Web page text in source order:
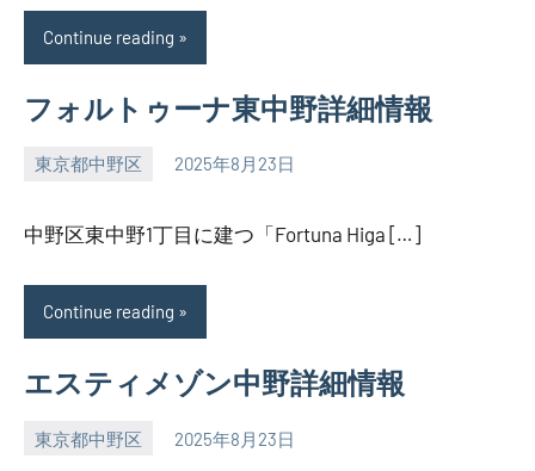
Continue reading
フォルトゥーナ東中野詳細情報
東京都中野区 2025年8月23日
SEZIMO
中野区東中野1丁目に建つ「Fortuna Higa […]
Continue reading
エスティメゾン中野詳細情報
東京都中野区 2025年8月23日
SEZIMO